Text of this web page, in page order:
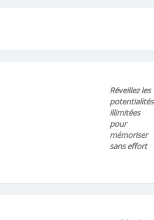
Réveillez les
potentialités
illimitées
pour
mémoriser
sans effort